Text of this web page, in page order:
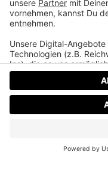
Plattformen und RSS